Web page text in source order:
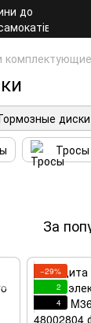
комплектующие
диски
Тросы
За
−29%
2
4